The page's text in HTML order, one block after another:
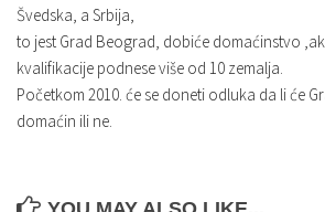
Švedska, a Srbija,
to jest Grad Beograd, dobiće domaćinstvo
kvalifikacije podnese više od 10 zemalja.
Početkom 2010. će se doneti odluka da li će
domaćin ili ne.